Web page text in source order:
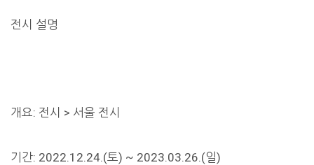
전시 설명
개요: 전시 > 서울 전시
기간: 2022.12.24.(토) ~ 2023.03.26.(일)